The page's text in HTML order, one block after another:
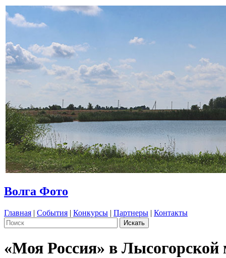
Волга Фото
Главная | События | Конкурсы | Партнеры | Контакты
«Моя Россия» в Лысогорской